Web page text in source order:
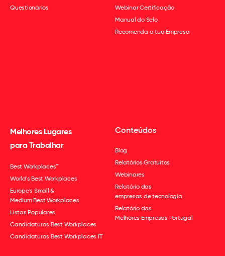
Questionários
Webinar Certificação
Manual do Selo
Recomenda a tua Empresa
Melhores Lugares
para Trabalhar
Best Workplaces™
World's Best Workplaces
Europe's Small &
Medium Best Workplaces
Listas Populares
Candidaturas Best Workplaces
Candidaturas Best Workplaces IT
Conteúdos
Blog
Relatórios Gratuitos
Webinares
Relatório das
empresas de tecnologia
Relatório das
Melhores Empresas Portugal